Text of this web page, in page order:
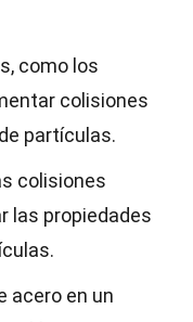
como los
colisiones
partículas.
colisiones
las propiedades
acero en un